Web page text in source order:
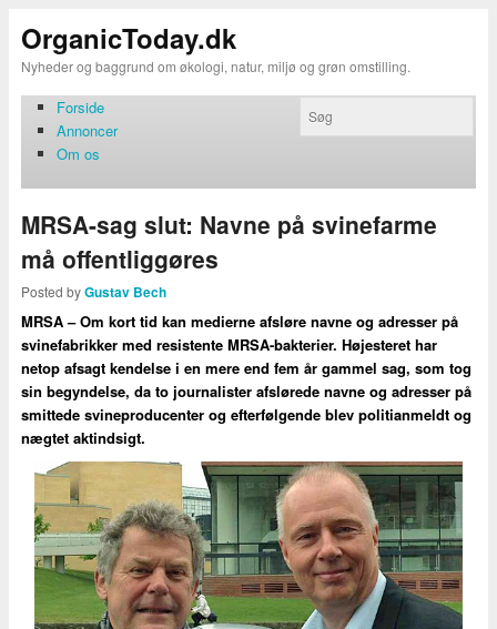
OrganicToday.dk
Nyheder og baggrund om økologi, natur, miljø og grøn omstilling.
Forside
Annoncer
Om os
MRSA-sag slut: Navne på svinefarme
må offentliggøres
Posted byGustav Bech
MRSA – Om kort tid kan medierne afsløre navne og adresser på
svinefabrikker med resistente MRSA-bakterier. Højesteret har
netop afsagt kendelse i en mere end fem år gammel sag, som tog
sin begyndelse, da to journalister afslørede navne og adresser på
smittede svineproducenter og efterfølgende blev politianmeldt og
nægtet aktindsigt.